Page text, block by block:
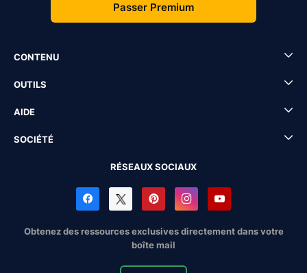
Passer Premium
CONTENU
OUTILS
AIDE
SOCIÉTÉ
RÉSEAUX SOCIAUX
Obtenez des ressources exclusives directement dans votre
boîte mail